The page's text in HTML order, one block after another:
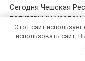
Сегодня Чешская
популярным местом
более 44000
спросом
– очень дорогое во
Этот сайт
использовать сайт,